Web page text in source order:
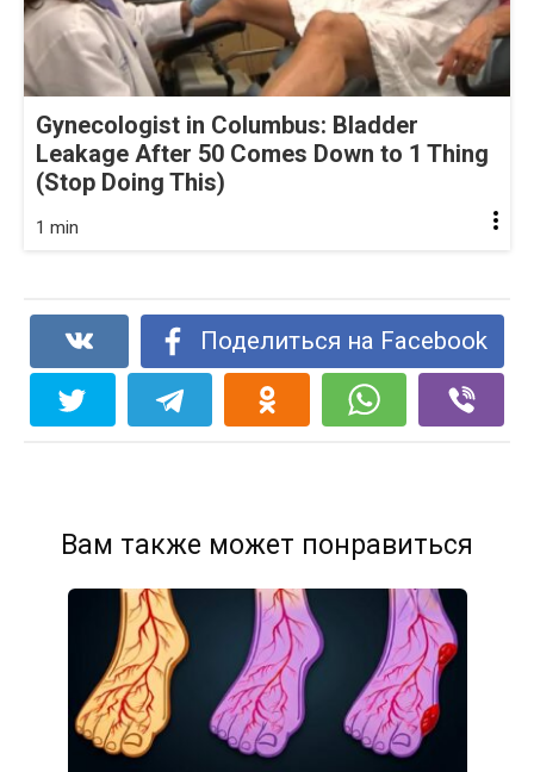
Gynecologist in Columbus: Bladder
Leakage After 50 Comes Down to 1 Thing
(Stop Doing This)
1 min
Поделиться на Facebook
Вам также может понравиться